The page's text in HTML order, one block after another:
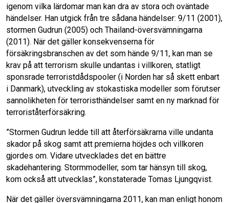
igenom vilka lärdomar man kan dra av stora och oväntade
händelser. Han utgick från tre sådana händelser: 9/11 (2001),
stormen Gudrun (2005) och Thailand-översvämningarna
(2011). När det gäller konsekvenserna för
försäkringsbranschen av det som hände 9/11, kan man se
krav på att terrorism skulle undantas i villkoren, statligt
sponsrade terroristdådspooler (i Norden har så skett enbart
i Danmark), utveckling av stokastiska modeller som förutser
sannolikheten för terroristhändelser samt en ny marknad för
terroriståterförsäkring.
”Stormen Gudrun ledde till att återförsäkrarna ville undanta
skador på skog samt att premierna höjdes och villkoren
gjordes om. Vidare utvecklades det en bättre
skadehantering. Stormmodeller, som tar hänsyn till skog,
kom också att utvecklas”, konstaterade Tomas Ljungqvist.
När det gäller översvämningarna 2011, kan man enligt honom